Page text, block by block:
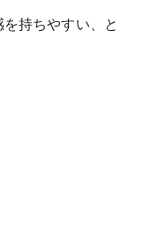
持ちやすい、と